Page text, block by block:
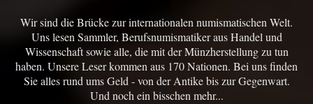
Wir sind die Brücke zur internationalen numismatischen Welt.
Uns lesen Sammler, Berufsnumismatiker aus Handel und
Wissenschaft sowie alle, die mit der Münzherstellung zu tun
haben. Unsere Leser kommen aus 170 Nationen. Bei uns finden
Sie alles rund ums Geld - von der Antike bis zur Gegenwart.
Und noch ein bisschen mehr...